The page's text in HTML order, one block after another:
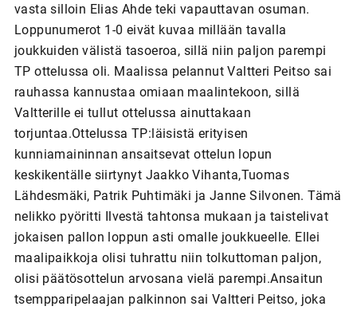
vasta silloin Elias Ahde teki vapauttavan osuman.
Loppunumerot 1-0 eivät kuvaa millään tavalla
joukkuiden välistä tasoeroa, sillä niin paljon parempi
TP ottelussa oli. Maalissa pelannut Valtteri Peitso sai
rauhassa kannustaa omiaan maalintekoon, sillä
Valtterille ei tullut ottelussa ainuttakaan
torjuntaa.Ottelussa TP:läisistä erityisen
kunniamaininnan ansaitsevat ottelun lopun
keskikentälle siirtynyt Jaakko Vihanta,Tuomas
Lähdesmäki, Patrik Puhtimäki ja Janne Silvonen. Tämä
nelikko pyöritti Ilvestä tahtonsa mukaan ja taistelivat
jokaisen pallon loppun asti omalle joukkueelle. Ellei
maalipaikkoja olisi tuhrattu niin tolkuttoman paljon,
olisi päätösottelun arvosana vielä parempi.Ansaitun
tsempparipelaajan palkinnon sai Valtteri Peitso, joka